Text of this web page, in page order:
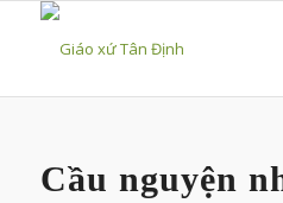
Cầu nguyện